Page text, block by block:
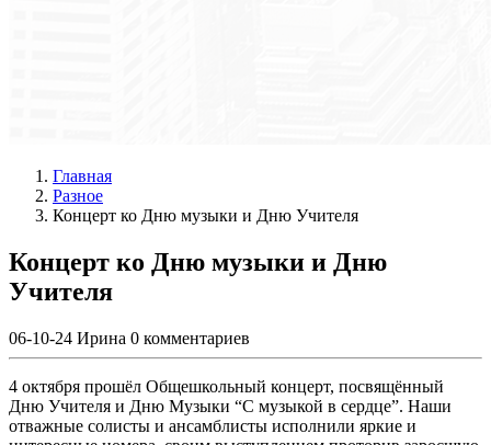
Главная
Разное
Концерт ко Дню музыки и Дню Учителя
Концерт ко Дню музыки и Дню
Учителя
06-10-24 Ирина 0 комментариев
4 октября прошёл Общешкольный концерт, посвящённый
Дню Учителя и Дню Музыки “С музыкой в сердце”. Наши
отважные солисты и ансамблисты исполнили яркие и